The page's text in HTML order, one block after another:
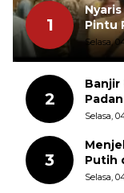
1
Pintu
Selasa,
2
Banjir
Selasa,
3
Putih
Selasa,